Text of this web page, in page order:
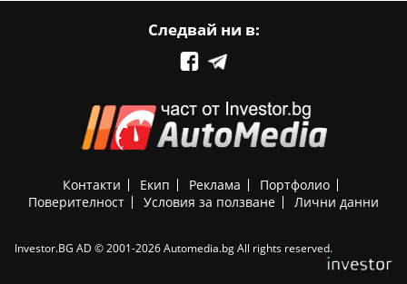
Следвай ни в:
Контакти Екип Реклама
Портфолио
Поверителност
Условия за ползване Лични данни
Investor.BG AD © 2001-2026 Automedia.bg All rights reserved.